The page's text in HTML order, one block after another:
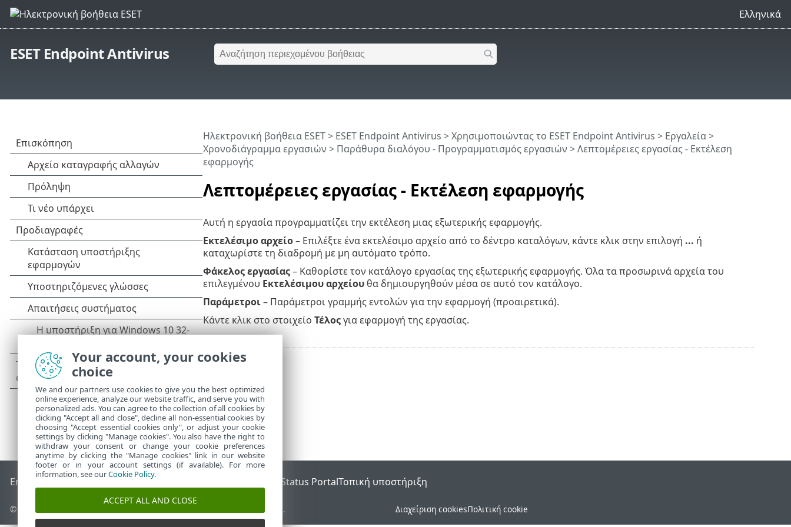
Ελληνικά
ESET Endpoint Antivirus
Λεπτομέρειες εργασίας - Εκτέλεση εφαρμογής
Ηλεκτρονική βοήθεια ESET> ESET Endpoint Antivirus >Χρησιμοποιώντας το ESET Endpoint Antivirus > Εργαλεία>
Χρονοδιάγραμμα εργασιών > Παράθυρα διαλόγου - Προγραμματισμός εργασιών > Λεπτομέρειες εργασίας - Εκτέλεση
εφαρμογής
Αυτή η εργασία προγραμματίζει την εκτέλεση μιας εξωτερικής εφαρμογής.
Εκτελέσιμο αρχείο– Επιλέξτε ένα εκτελέσιμο αρχείο από το δέντρο καταλόγων, κάντε κλικ στην επιλογή ... ή
καταχωρίστε τη διαδρομή με μη αυτόματο τρόπο.
Φάκελος εργασίας– Καθορίστε τον κατάλογο εργασίας της εξωτερικής εφαρμογής. Όλα τα προσωρινά αρχεία του
επιλεγμένου Εκτελέσιμου αρχείουθα δημιουργηθούν μέσα σε αυτό τον κατάλογο.
Παράμετροι– Παράμετροι γραμμής εντολών για την εφαρμογή (προαιρετικά).
Κάντε κλικ στο στοιχείο Τέλοςγια εφαρμογή της εργασίας.
End of Life Γνωσιακή βάση ESETΟμάδα συζήτησης ESET ESET Status PortalΤοπική υποστήριξη
© 1992 - 2026 ESET, spol. s r.o. - Με την επιφύλαξη παντός δικαιώματος. Διαχείριση cookiesΠολιτική cookie
Your account, your cookies
choice
We and our partners use cookies to give you the best optimized
online experience, analyze our website traffic, and serve you with
personalized ads. You can agree to the collection of all cookies by
clicking "Accept all and close", decline all non-essential cookies by
choosing "Accept essential cookies only", or adjust your cookie
settings by clicking "Manage cookies". You also have the right to
withdraw your consent or change your cookie preferences
anytime by clicking the "Manage cookies" link in our website
footer or in your account settings (if available). For more
information, see ourCookie Policy.
ACCEPT ALL AND CLOSE